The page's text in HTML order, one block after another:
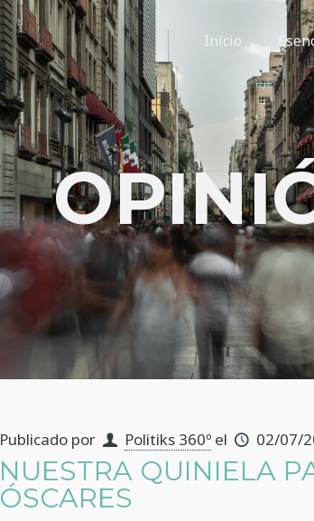
Inicio
Publicado por Politiks 360º el 02/07/
NUESTRA QUINIELA
ÓSCARES